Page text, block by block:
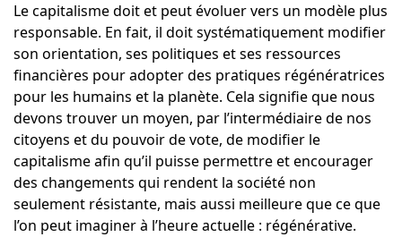
Le capitalisme doit et peut évoluer vers un modèle plus
responsable. En fait, il doit systématiquement modifier
son orientation, ses politiques et ses ressources
financières pour adopter des pratiques régénératrices
pour les humains et la planète. Cela signifie que nous
devons trouver un moyen, par l’intermédiaire de nos
citoyens et du pouvoir de vote, de modifier le
capitalisme afin qu’il puisse permettre et encourager
des changements qui rendent la société non
seulement résistante, mais aussi meilleure que ce que
l’on peut imaginer à l’heure actuelle : régénérative.